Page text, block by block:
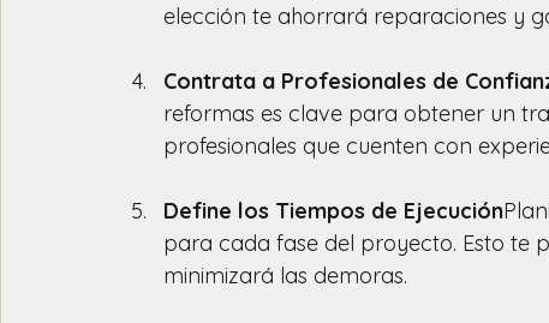
elección te ahorrará reparaciones y
Contrata a Profesionales de
reformas es clave para obtener un
profesionales que cuenten con
Define los Tiempos de Ejecución
para cada fase del proyecto. Esto te
minimizará las demoras.